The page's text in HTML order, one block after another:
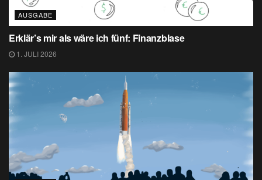
AUSGABE
Erklär’s mir als wäre ich fünf: Finanzblase
1. JULI 2026